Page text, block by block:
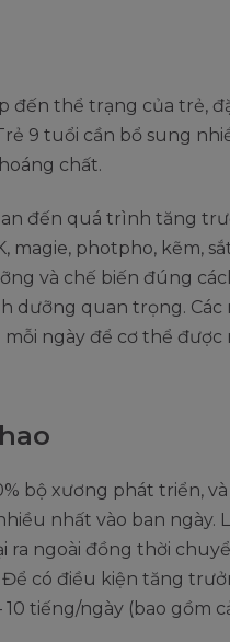
đến thể trạng của trẻ,
9 tuổi cần bổ sung
chất.
đến quá trình tăng
magie, photpho, kẽm,
và chế biến đúng
dưỡng quan trọng. Các
ngày để cơ thể được
bộ xương phát triển, và
nhất vào ban ngày.
ra ngoài đồng thời
có điều kiện tăng
tiếng/ngày (bao gồm